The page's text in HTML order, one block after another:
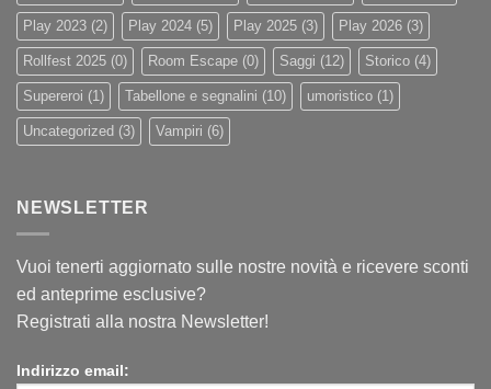
Play 2023 (2) Play 2024 (5) Play 2025 (3) Play 2026 (3)
Rollfest 2025 (0) Room Escape (0) Saggi (12) Storico (4)
Supereroi (1) Tabellone e segnalini (10) umoristico (1)
Uncategorized (3) Vampiri (6)
NEWSLETTER
Vuoi tenerti aggiornato sulle nostre novità e ricevere sconti
ed anteprime esclusive?
Registrati alla nostra Newsletter!
Indirizzo email: